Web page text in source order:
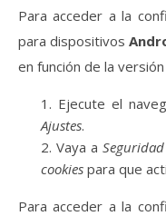
Para acceder a la
para dispositivos
en función de la
Ejecute el
Ajustes.
Vaya a
cookies para que
Para acceder a la